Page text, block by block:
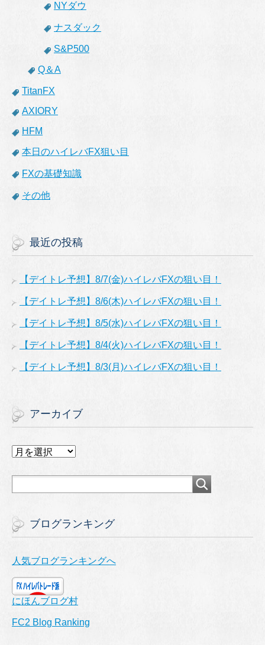
NYダウ
ナスダック
S&P500
Q＆A
TitanFX
AXIORY
HFM
本日のハイレバFX狙い目
FXの基礎知識
その他
最近の投稿
【デイトレ予想】8/7(金)ハイレバFXの狙い目！
【デイトレ予想】8/6(木)ハイレバFXの狙い目！
【デイトレ予想】8/5(水)ハイレバFXの狙い目！
【デイトレ予想】8/4(火)ハイレバFXの狙い目！
【デイトレ予想】8/3(月)ハイレバFXの狙い目！
アーカイブ
ア
カ
ブログランキング
人気ブログランキングへ
にほんブログ村
FC2 Blog Ranking